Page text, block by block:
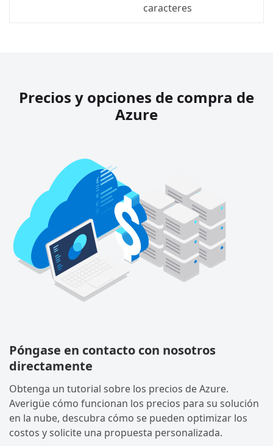
caracteres
Precios y opciones de compra de
Azure
Póngase en contacto con nosotros
directamente
Obtenga un tutorial sobre los precios de Azure.
Averigüe cómo funcionan los precios para su solución
en la nube, descubra cómo se pueden optimizar los
costos y solicite una propuesta personalizada.